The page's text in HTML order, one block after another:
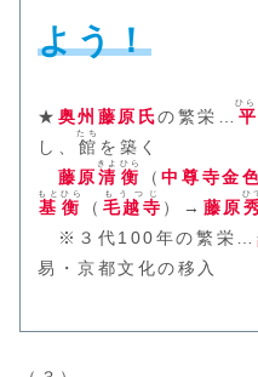
よう！
★ 奥州藤原氏の繁栄…
ひら
し、 館
たち
を築く
藤原清衡
きよひら
（中尊寺金
基衡
もとひら
（ 毛越寺
もうつじ
）→ 藤原
ひ
※３代100年の繁栄…
易・京都文化の移入